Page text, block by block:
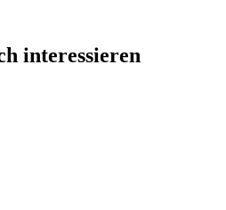
interessieren